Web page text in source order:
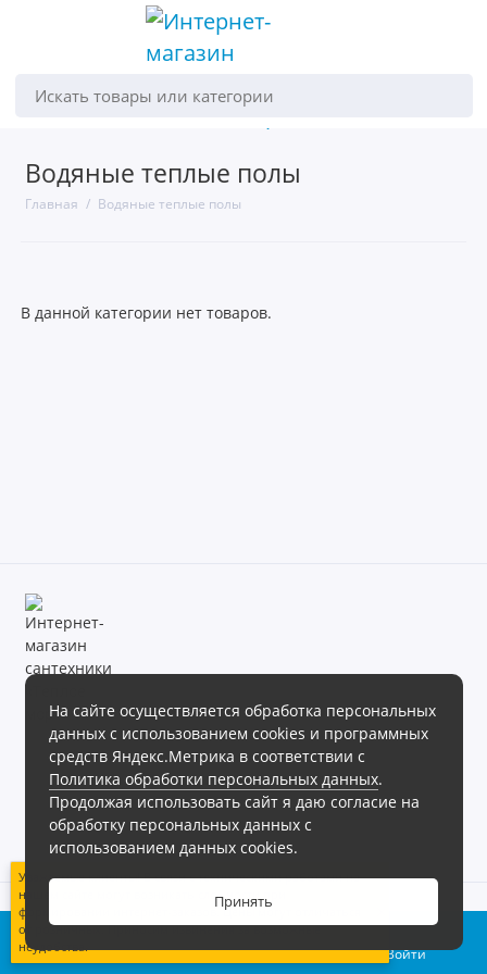
Искать товары или категории
Корзина
0
Сравнение
Войти
Водяные теплые полы
Главная Водяные теплые полы
В данной категории нет товаров.
На сайте осуществляется обработка персональных
данных с использованием cookies и программных
средств Яндекс.Метрика в соответствии с
Политика обработки персональных данных.
Продолжая использовать сайт я даю согласие на
обработку персональных данных с
использованием данных cookies.
Принять
Магазин сантехники «Теплое море» готов предложить своим
клиентам обширный ассортимент продукции в различных
ценовых диапазонах.
Интернет магазин сантехники «Теплое море», 2026г.
Политика обработки персональных данных
Уважаемые клиенты! В связи с техническими работами на
нашем сайте могут возникать сложности при
формировании интернет-заказов. Цены могут отличаться
от розничных. Приносим извинения за возможные
неудобства.